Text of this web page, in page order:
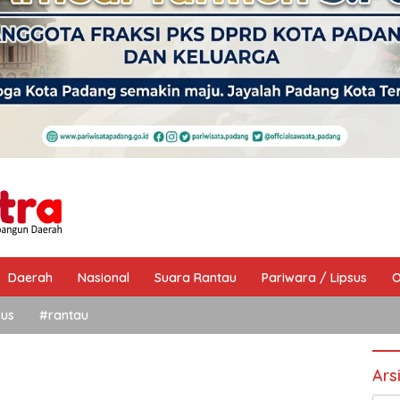
Daerah Nasional Suara Rantau Pariwara / Lipsus
#rantau